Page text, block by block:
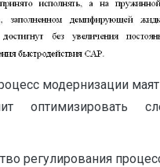
модернизации
оптимизировать
регулирования